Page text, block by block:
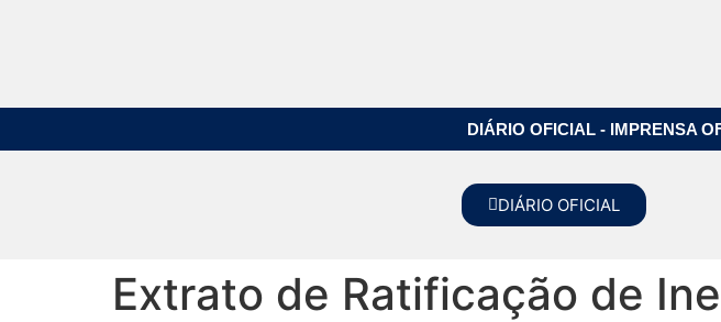
DIÁRIO OFICIAL - IMPRENSA
DIÁRIO OFICIAL
Extrato de Ratificação de